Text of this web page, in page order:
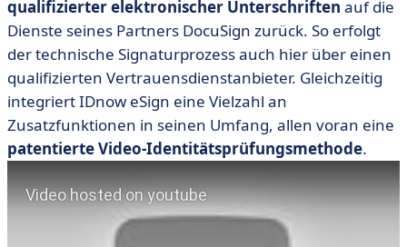
qualifizierter elektronischer Unterschriften auf die
Dienste seines Partners DocuSign zurück. So erfolgt
der technische Signaturprozess auch hier über einen
qualifizierten Vertrauensdienstanbieter. Gleichzeitig
integriert IDnow eSign eine Vielzahl an
Zusatzfunktionen in seinen Umfang, allen voran eine
patentierte Video-Identitätsprüfungsmethode.